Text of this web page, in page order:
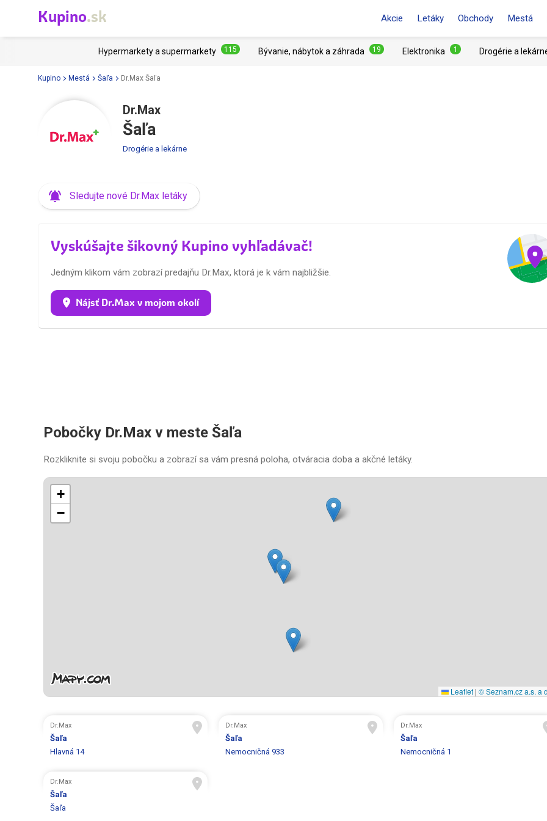
Kupino.sk Akcie Letáky Obchody Mestá
Hypermarkety a supermarkety 115 Bývanie, nábytok a záhrada 19 Elektronika 1 Drogérie a
Kupino Mestá Šaľa Dr.Max Šaľa
Dr.Max
Šaľa
Drogérie a lekárne
Sledujte nové Dr.Max letáky
Vyskúšajte šikovný Kupino vyhľadávač!
Jedným klikom vám zobrazí predajňu Dr.Max, ktorá je k vám najbližšie.
Nájsť Dr.Max v mojom okolí
Pobočky Dr.Max v meste Šaľa
Rozkliknite si svoju pobočku a zobrazí sa vám presná poloha, otváracia doba a akčné letáky.
+
−
Leaflet | © Seznam.cz a.s. a
Dr.Max
Šaľa
Hlavná 14
Dr.Max
Šaľa
Nemocničná 933
Dr.Max
Šaľa
Nemocničná 1
Dr.Max
Šaľa
Šaľa